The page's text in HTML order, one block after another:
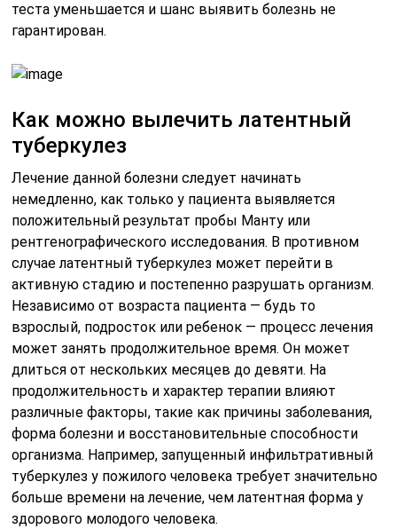
теста уменьшается и шанс выявить болезнь не
гарантирован.
Как можно вылечить латентный
туберкулез
Лечение данной болезни следует начинать
немедленно, как только у пациента выявляется
положительный результат пробы Манту или
рентгенографического исследования. В противном
случае латентный туберкулез может перейти в
активную стадию и постепенно разрушать организм.
Независимо от возраста пациента — будь то
взрослый, подросток или ребенок — процесс лечения
может занять продолжительное время. Он может
длиться от нескольких месяцев до девяти. На
продолжительность и характер терапии влияют
различные факторы, такие как причины заболевания,
форма болезни и восстановительные способности
организма. Например, запущенный инфильтративный
туберкулез у пожилого человека требует значительно
больше времени на лечение, чем латентная форма у
здорового молодого человека.